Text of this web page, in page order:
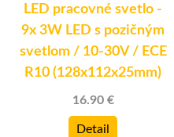
LED pracovné svetlo -
9x 3W LED s pozičným
svetlom / 10-30V / ECE
R10 (128x112x25mm)
16.90 €
Detail